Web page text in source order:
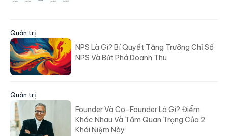
Quản trị
NPS Là Gì? Bí Quyết Tăng Trưởng Chỉ Số
NPS Và Bứt Phá Doanh Thu
Quản trị
Founder Và Co-Founder Là Gì? Điểm
Khác Nhau Và Tầm Quan Trọng Của 2
Khái Niệm Này